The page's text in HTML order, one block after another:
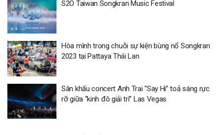
S2O Taiwan Songkran Music Festival
Hòa mình trong chuỗi sự kiện bùng nổ Songkran
2023 tại Pattaya Thái Lan
Sân khấu concert Anh Trai “Say Hi” toả sáng rực
rỡ giữa “kinh đô giải trí” Las Vegas